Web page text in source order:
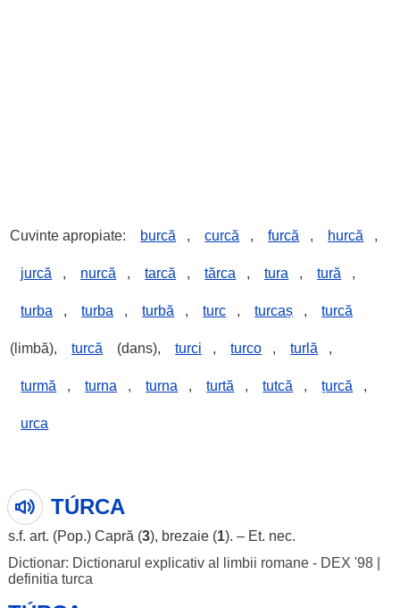
Cuvinte apropiate: burcă , curcă , furcă , hurcă ,
jurcă , nurcă , tarcă , tărca , tura , tură ,
turba , turba , turbă , turc , turcaș , turcă
(limbă), turcă (dans), turci , turco , turlă ,
turmă , turna , turna , turtă , tutcă , țurcă ,
urca
TÚRCA
s.f. art. (Pop.) Capră (3), brezaie(1). – Et. nec.
Dictionar: Dictionarul explicativ al limbii romane - DEX '98|
definitia turca